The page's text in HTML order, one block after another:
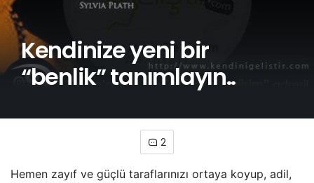
Hemen zayıf ve güçlü taraflarınızı ortaya koyup, adil,
destekleyici ve gerçekçi bir yaklaşım ile yeni bir benlik
istediğimiz zayıf yanlarımızı da değiştirebilmek için
parçası olan kişisel değerlerinizi de içine almalıdır.